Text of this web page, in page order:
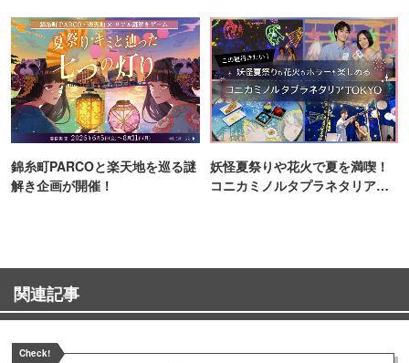
錦糸町PARCOと楽天地を巡る謎
解き企画が開催！
妖怪夏祭りや花火で夏を満喫！
コニカミノルタプラネタリア
関連記事
Check!